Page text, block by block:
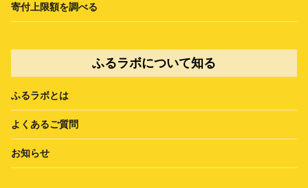
寄付上限額を調べる
ふるラボについて知る
ふるラボとは
よくあるご質問
お知らせ